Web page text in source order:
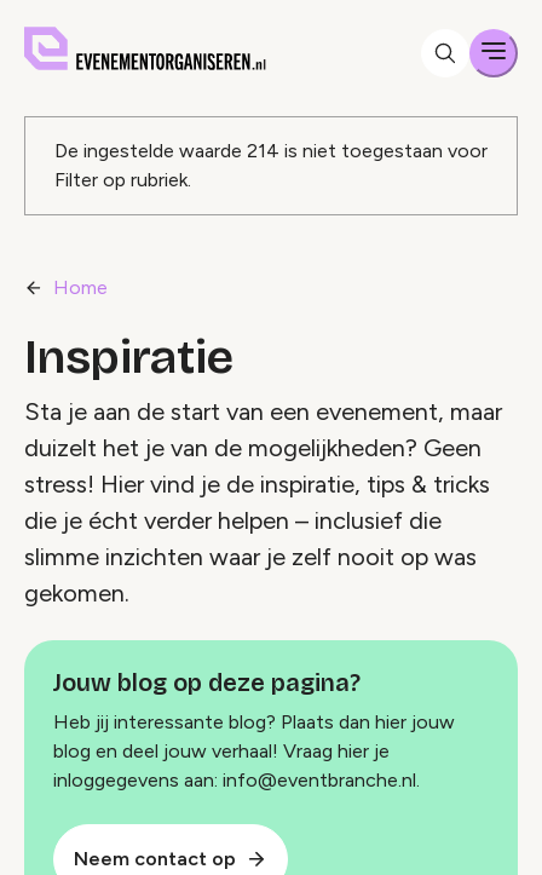
Foutmelding
De ingestelde waarde 214 is niet toegestaan voor
Filter op rubriek.
Home
Inspiratie
Sta je aan de start van een evenement, maar
duizelt het je van de mogelijkheden? Geen
stress! Hier vind je de inspiratie, tips & tricks
die je écht verder helpen – inclusief die
slimme inzichten waar je zelf nooit op was
gekomen.
Jouw blog op deze pagina?
Heb jij interessante blog? Plaats dan hier jouw
blog en deel jouw verhaal! Vraag hier je
inloggegevens aan: info@eventbranche.nl.
Neem contact op